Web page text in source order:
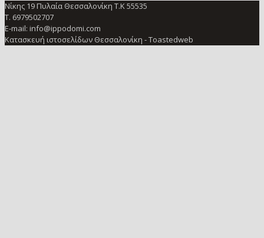
Νίκης 19 Πυλαία Θεσσαλονίκη Τ.Κ 55535
Τ. 6979502707
E-mail: info@ippodomi.com
Κατασκευή ιστοσελίδων Θεσσαλονίκη - Toastedweb